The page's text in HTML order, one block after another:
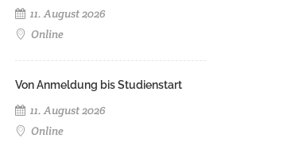
11. August 2026
Online
Von Anmeldung bis Studienstart
11. August 2026
Online